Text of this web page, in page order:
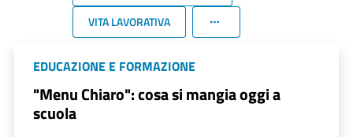
VITA LAVORATIVA
EDUCAZIONE E FORMAZIONE
"Menu Chiaro": cosa si mangia oggi a
scuola